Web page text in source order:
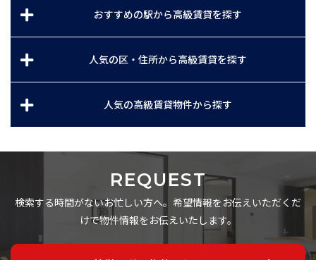
おすすめの駅から高級賃貸を探す
人気の区・住所から高級賃貸を探す
人気の高級賃貸物件から探す
REQUEST
検索する時間がないお忙しい方へ。希望情報をお伝えいただくだ
けで物件情報をお伝えいたします。